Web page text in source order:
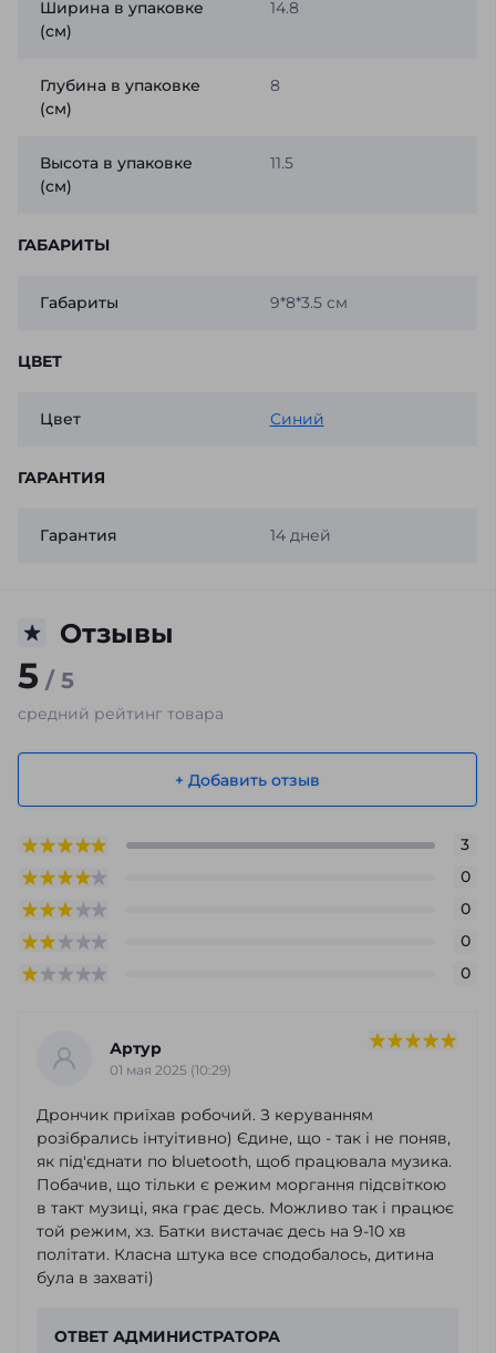
Ширина в упаковке
(см)
14.8
Глубина в упаковке
(см)
8
Высота в упаковке
(см)
11.5
ГАБАРИТЫ
Габариты 9*8*3.5 см
ЦВЕТ
Цвет Синий
ГАРАНТИЯ
Гарантия 14 дней
Отзывы
5 / 5
средний рейтинг товара
+ Добавить отзыв
3
0
0
0
0
Артур
01 мая 2025 (10:29)
Дрончик приїхав робочий. З керуванням
розібрались інтуітивно) Єдине, що - так і не поняв,
як під'єднати по bluetooth, щоб працювала музика.
Побачив, що тільки є режим моргання підсвіткою
в такт музиці, яка грає десь. Можливо так і працює
той режим, хз. Батки вистачає десь на 9-10 хв
політати. Класна штука все сподобалось, дитина
була в захваті)
ОТВЕТ АДМИНИСТРАТОРА